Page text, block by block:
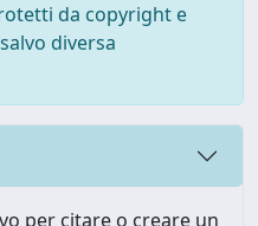
da copyright e
diversa
per citare o creare un